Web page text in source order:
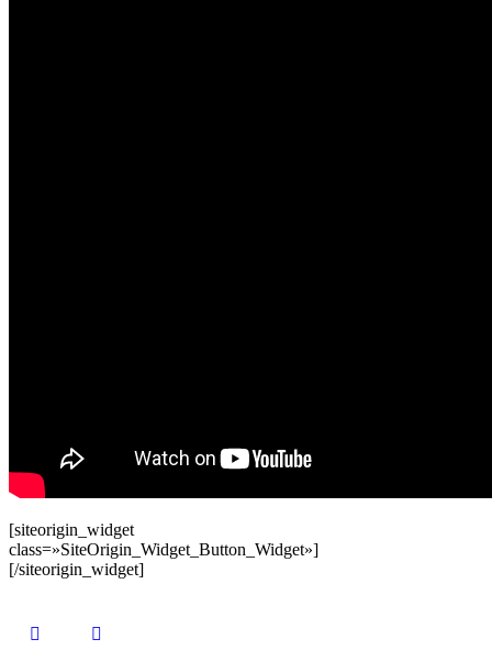
[siteorigin_widget
class=»SiteOrigin_Widget_Button_Widget»]
[/siteorigin_widget]